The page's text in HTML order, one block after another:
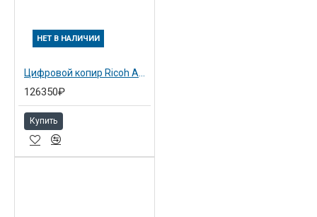
НЕТ В НАЛИЧИИ
126350₽
Купить